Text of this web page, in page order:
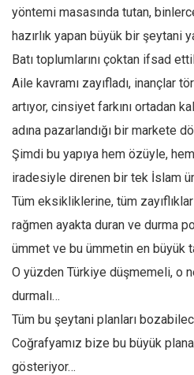
yöntemi masasında tutan,
hazırlık yapan büyük bir şeytani
Batı toplumlarını çoktan ifsad
Aile kavramı zayıfladı, inançlar
artıyor, cinsiyet farkını ortadan
adına pazarlandığı bir markete
Şimdi bu yapıya hem özüyle,
iradesiyle direnen bir tek İslam
Tüm eksikliklerine, tüm
rağmen ayakta duran ve durma
ümmet ve bu ümmetin en büyük
O yüzden Türkiye düşmemeli, o
durmalı…
Tüm bu şeytani planları
Coğrafyamız bize bu büyük
gösteriyor…